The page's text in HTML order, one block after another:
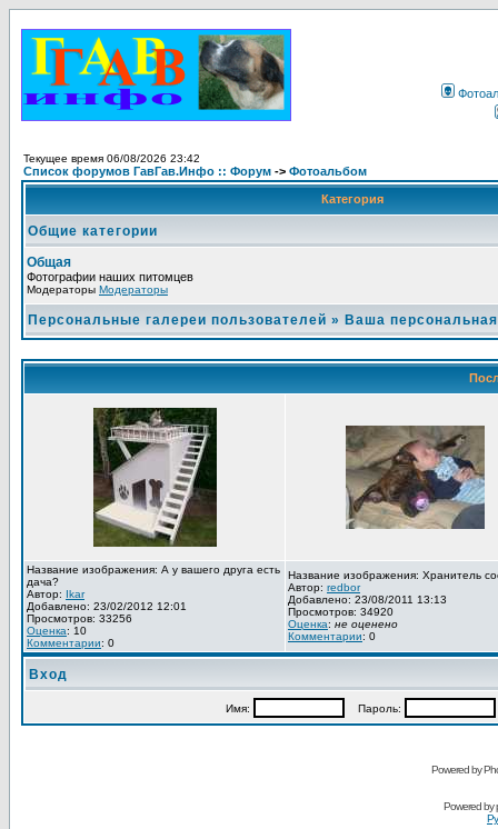
Текущее время 06/08/2026 23:42
Список форумов ГавГав.Инфо :: Форум -> Фотоальбом
Категория
Общие категории
Общая
Фотографии наших питомцев
Модераторы Модераторы
Персональные галереи пользователей » Ваша
Название изображения: А у вашего друга есть
дача?
Автор: Ikar
Добавлено: 23/02/2012 12:01
Просмотров: 33256
Оценка: 10
Комментарии: 0
Название изображения: Хранитель
Автор: redbor
Добавлено: 23/08/2011 13:13
Просмотров: 34920
Оценка: не оценено
Комментарии: 0
Вход
Имя: Пароль:
Powered by
Powered by